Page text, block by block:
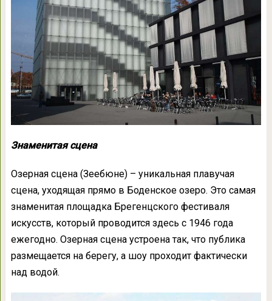
Знаменитая сцена
Озерная сцена (Зеебюне) – уникальная плавучая
сцена, уходящая прямо в Боденское озеро. Это самая
знаменитая площадка Брегенцского фестиваля
искусств, который проводится здесь с 1946 года
ежегодно. Озерная сцена устроена так, что публика
размещается на берегу, а шоу проходит фактически
над водой.